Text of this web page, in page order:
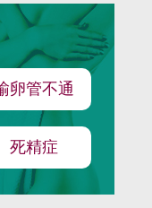
卵管不通
死精症